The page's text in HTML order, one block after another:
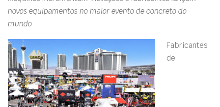
novos equipamentos no maior evento de concreto do
mundo
Fabricantes
de